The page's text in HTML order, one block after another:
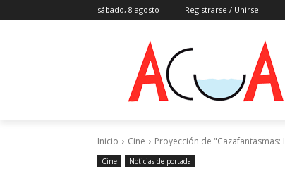
sábado, 8 agosto Registrarse / Unirse
Inicio Cine Proyección de
Cine Noticias de portada